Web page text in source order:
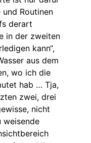
Routinen
derart
in der zweiten
kann“,
aus dem
wo ich die
hab … Tja,
zwei, drei
nicht
weisende